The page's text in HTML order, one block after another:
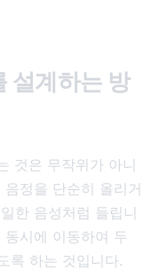
설계하는 방
것은 무작위가 아니
정을 단순히 올리거
한 음성처럼 들립니
시에 이동하여 두
록 하는 것입니다.